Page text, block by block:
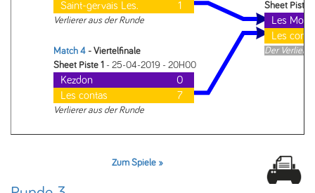
Saint-gervais Les.
1
Verlierer aus der Runde
Match 4 - Viertelfinale
Sheet Piste 1 - 25-04-2019 - 20H00
Kezdon
0
Les contas
7
Verlierer aus der Runde
Sheet Piste
Les
Les
Der
Zum Spiele »